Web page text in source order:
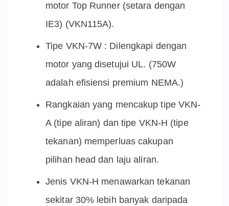
motor Top Runner (setara dengan
IE3) (VKN115A).
Tipe VKN-7W : Dilengkapi dengan
motor yang disetujui UL. (750W
adalah efisiensi premium NEMA.)
Rangkaian yang mencakup tipe VKN-
A (tipe aliran) dan tipe VKN-H (tipe
tekanan) memperluas cakupan
pilihan head dan laju aliran.
Jenis VKN-H menawarkan tekanan
sekitar 30% lebih banyak daripada